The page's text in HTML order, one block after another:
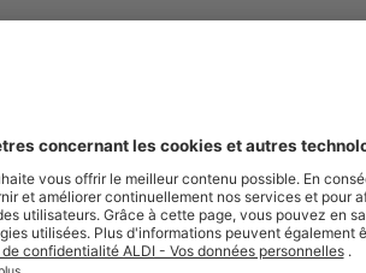
manquez aucune de nos offres.